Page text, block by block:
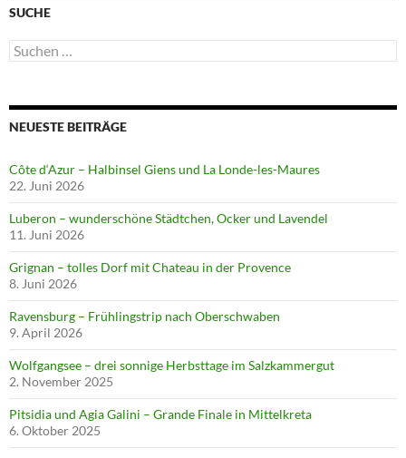
SUCHE
Suchen
nach:
NEUESTE BEITRÄGE
Côte d‘Azur – Halbinsel Giens und La Londe-les-Maures
22. Juni 2026
Luberon – wunderschöne Städtchen, Ocker und Lavendel
11. Juni 2026
Grignan – tolles Dorf mit Chateau in der Provence
8. Juni 2026
Ravensburg – Frühlingstrip nach Oberschwaben
9. April 2026
Wolfgangsee – drei sonnige Herbsttage im Salzkammergut
2. November 2025
Pitsidia und Agia Galini – Grande Finale in Mittelkreta
6. Oktober 2025